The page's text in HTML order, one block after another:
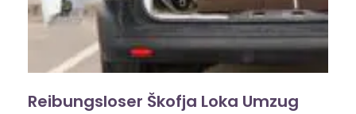
Reibungsloser Škofja Loka Umzug